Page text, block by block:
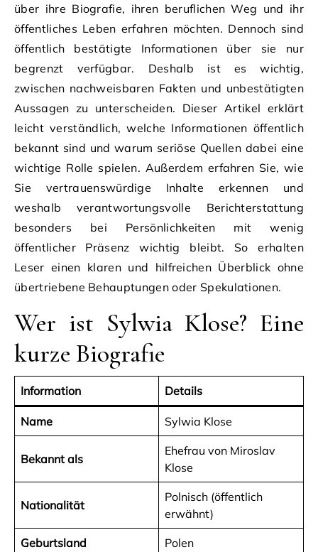
über ihre Biografie, ihren beruflichen Weg und ihr
öffentliches Leben erfahren möchten. Dennoch sind
öffentlich bestätigte Informationen über sie nur
begrenzt verfügbar. Deshalb ist es wichtig,
zwischen nachweisbaren Fakten und unbestätigten
Aussagen zu unterscheiden. Dieser Artikel erklärt
leicht verständlich, welche Informationen öffentlich
bekannt sind und warum seriöse Quellen dabei eine
wichtige Rolle spielen. Außerdem erfahren Sie, wie
Sie vertrauenswürdige Inhalte erkennen und
weshalb verantwortungsvolle Berichterstattung
besonders bei Persönlichkeiten mit wenig
öffentlicher Präsenz wichtig bleibt. So erhalten
Leser einen klaren und hilfreichen Überblick ohne
übertriebene Behauptungen oder Spekulationen.
Wer ist Sylwia Klose? Eine
kurze Biografie
Information Details
Name Sylwia Klose
Bekannt als
Ehefrau von Miroslav
Klose
Nationalität
Polnisch (öffentlich
erwähnt)
Geburtsland Polen